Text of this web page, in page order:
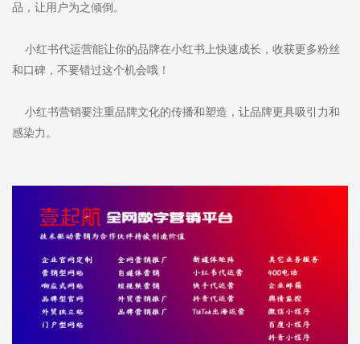
品，让用户为之倾倒。
小红书代运营能让你的品牌在小红书上快速成长，收获更多粉丝
和口碑，不要错过这个机会哦！
小红书营销要注重品牌文化的传播和塑造，让品牌更具吸引力和
感染力。